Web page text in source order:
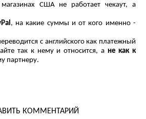
США не работает чекаут, а
, на какие суммы и от кого именно -
с английского как платежный
так к нему и относится, а не как к
партнеру.
КОММЕНТАРИЙ